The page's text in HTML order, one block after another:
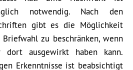
notwendig. Nach den
gibt es die Möglichkeit
zu beschränken, wenn
ausgewirkt haben kann.
Erkenntnisse ist beabsichtigt